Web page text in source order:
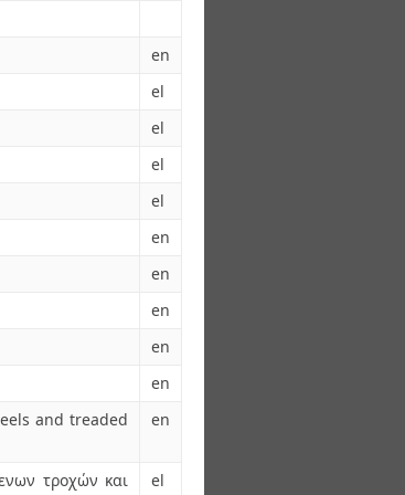
en
el
el
el
el
en
en
en
en
en
and treaded
en
τροχών και
el